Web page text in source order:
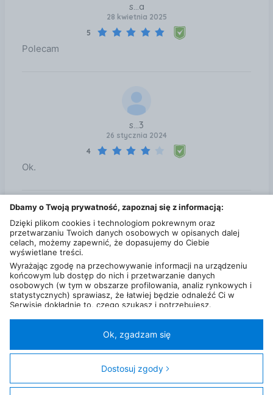
s...a
28 kwietnia 2025
5
Polecam
s...3
26 stycznia 2024
4
Ok.
d...a
5
Db
Ceneo.pl sp. z o.o.
Kategorie
Miasta Sklepy FAQ Regulamin
Dbamy o Twoją prywatność, zapoznaj się z informacją:
Dzięki plikom cookies i technologiom pokrewnym oraz
przetwarzaniu Twoich danych osobowych w opisanych dalej
celach, możemy zapewnić, że dopasujemy do Ciebie
wyświetlane treści.
Wyrażając zgodę na przechowywanie informacji na urządzeniu
końcowym lub dostęp do nich i przetwarzanie danych
osobowych (w tym w obszarze profilowania, analiz rynkowych i
statystycznych) sprawiasz, że łatwiej będzie odnaleźć Ci w
Serwisie dokładnie to, czego szukasz i potrzebujesz.
internetowy, dane przeglądania)nasi partnerzy (129 partnerów)
Twoja zgoda jest dobrowolna i obejmuje przetwarzanie danych
osobowych w celach: prezentowania spersonalizowanych treści i
reklam oraz ich pomiaru, tworzenia statystyk, poprawy
funkcjonalności strony, ułatwienia korzystania z naszych stron.
Ok, zgadzam się
Dostosuj zgody